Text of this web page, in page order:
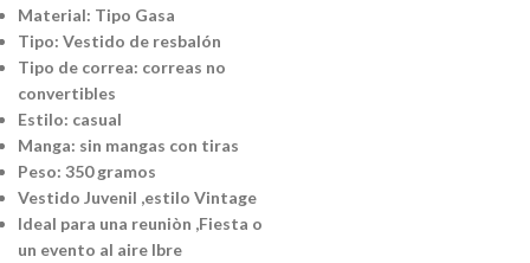
Material: Tipo Gasa
Tipo: Vestido de resbalón
Tipo de correa: correas no
convertibles
Estilo: casual
Manga: sin mangas con tiras
Peso: 350 gramos
Vestido Juvenil ,estilo Vintage
Ideal para una reuniòn ,Fiesta o
un evento al aire lbre